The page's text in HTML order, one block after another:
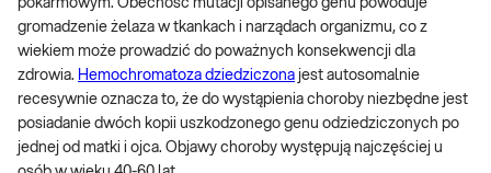
gromadzenie żelaza w tkankach i narządach organizmu, co z
wiekiem może prowadzić do poważnych konsekwencji dla
zdrowia. Hemochromatoza dziedziczona jest autosomalnie
recesywnie oznacza to, że do wystąpienia choroby niezbędne jest
posiadanie dwóch kopii uszkodzonego genu odziedziczonych po
jednej od matki i ojca. Objawy choroby występują najczęściej u